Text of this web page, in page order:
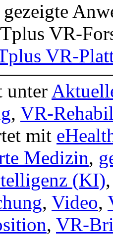
VR-
VR-
unter
, VR-
mit
Medizin,
(KI)
, Video,
, VR-